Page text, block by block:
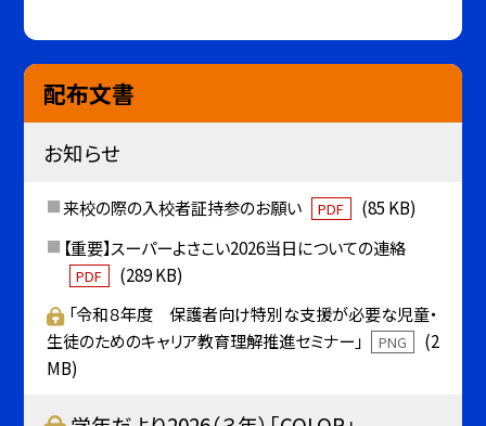
配布文書
お知らせ
来校の際の入校者証持参のお願い PDF
(85 KB)
【重要】スーパーよさこい2026当日についての連絡
PDF
(289 KB)
「令和８年度 保護者向け特別な支援が必要な児童・
生徒のためのキャリア教育理解推進セミナー」
PNG
(2
MB)